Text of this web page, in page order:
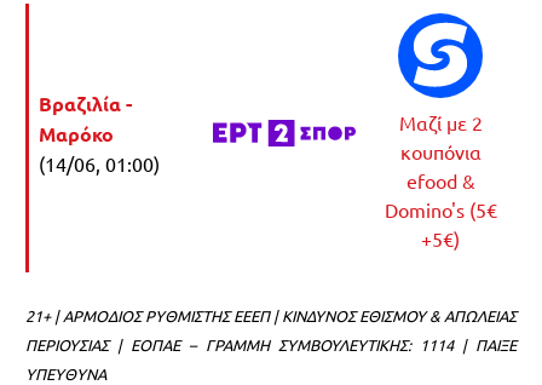
Βραζιλία -
Μαρόκο
(14/06, 01:00)
Μαζί με 2
κουπόνια
efood &
Domino's (5€
+5€)
21+ | ΑΡΜΟΔΙΟΣ ΡΥΘΜΙΣΤΗΣ ΕΕΕΠ | ΚΙΝΔΥΝΟΣ ΕΘΙΣΜΟΥ & ΑΠΩΛΕΙΑΣ
ΠΕΡΙΟΥΣΙΑΣ | ΕΟΠΑΕ – ΓΡΑΜΜΗ ΣΥΜΒΟΥΛΕΥΤΙΚΗΣ: 1114 | ΠΑΙΞΕ
ΥΠΕΥΘΥΝΑ